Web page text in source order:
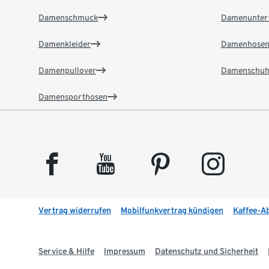
Damenschmuck
Damenkleider
Damenpullover
Damensporthosen
Damenhosen
facebook youtube pinterest instagram
Vertrag widerrufen Mobilfunkvertrag kündigen Kaffee-
Service & Hilfe Impressum Datenschutz und Sicherheit